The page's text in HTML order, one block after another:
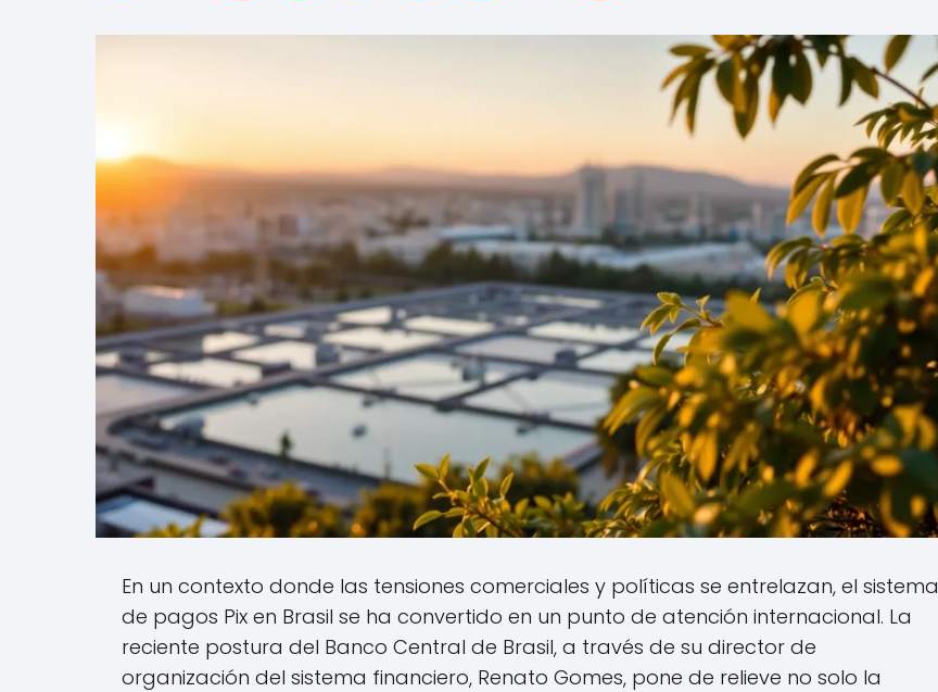
En un contexto donde las tensiones comerciales y políticas se entrelazan, el sistema
de pagos Pix en Brasil se ha convertido en un punto de atención internacional. La
reciente postura del Banco Central de Brasil, a través de su director de
organización del sistema financiero, Renato Gomes, pone de relieve no solo la